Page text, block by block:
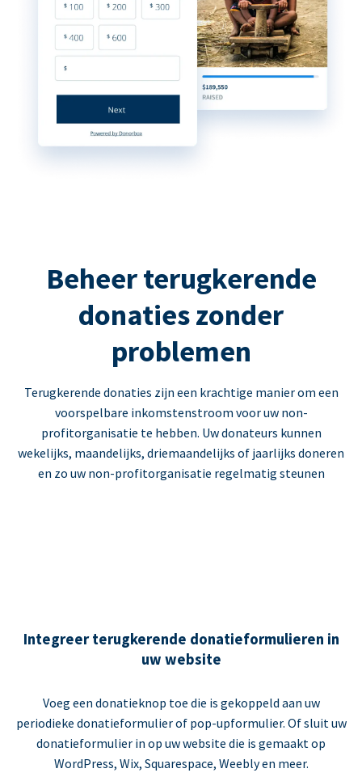
Beheer terugkerende
donaties zonder
problemen
Terugkerende donaties zijn een krachtige manier om een
voorspelbare inkomstenstroom voor uw non-
profitorganisatie te hebben. Uw donateurs kunnen
wekelijks, maandelijks, driemaandelijks of jaarlijks doneren
en zo uw non-profitorganisatie regelmatig steunen
Integreer terugkerende donatieformulieren in
uw website
Voeg een donatieknop toe die is gekoppeld aan uw
periodieke donatieformulier of pop-upformulier. Of sluit uw
donatieformulier in op uw website die is gemaakt op
WordPress, Wix, Squarespace, Weebly en meer.